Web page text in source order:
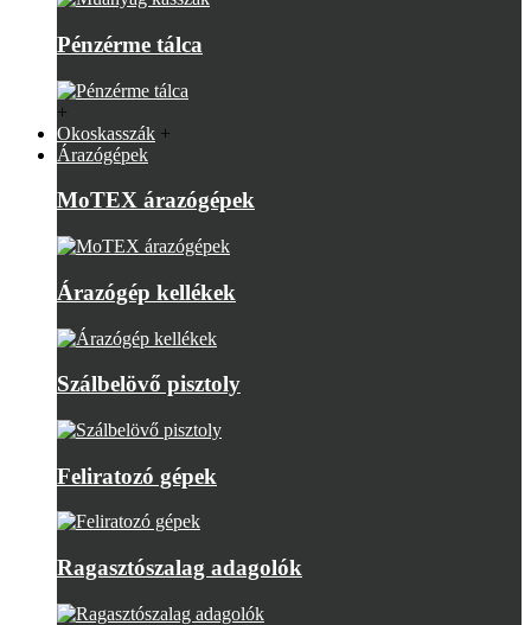
Pénzérme tálca
+
Okoskasszák +
Árazógépek
MoTEX árazógépek
Árazógép kellékek
Szálbelövő pisztoly
Feliratozó gépek
Ragasztószalag adagolók